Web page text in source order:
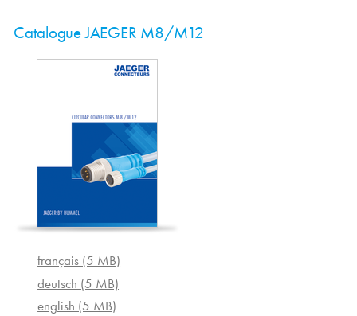
Catalogue JAEGER M8/M12
français (5 MB)
deutsch (5 MB)
english (5 MB)